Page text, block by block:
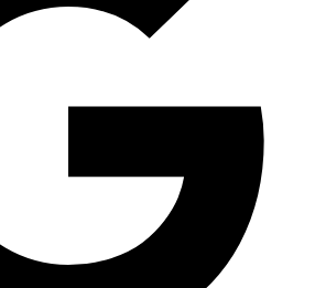
киев
еды киев
купить
ПС-143 на 500 мл, 600 шт/уп
с крышкой 1300 мл, 500 шт/уп
ПС-100 на 910 мл, 500 шт/уп
ПС-160 на 500 мл, 700 шт/уп
пластиковые 700мл